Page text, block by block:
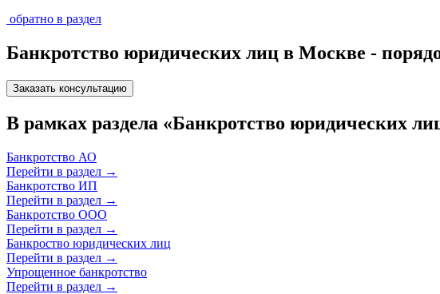
обратно в раздел
Банкротство юридических лиц в Москве -
Заказать консультацию
В рамках раздела «Банкротство юридических
Банкротство АО
Перейти в раздел →
Банкротство ИП
Перейти в раздел →
Банкротство ООО
Перейти в раздел →
Банкроство юридических лиц
Перейти в раздел →
Упрощенное банкротство
Перейти в раздел →